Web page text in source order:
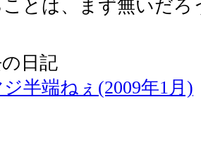
とは、まず無いだろ
日記
半端ねぇ(2009年1月)